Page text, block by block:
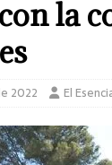
la
2022 El